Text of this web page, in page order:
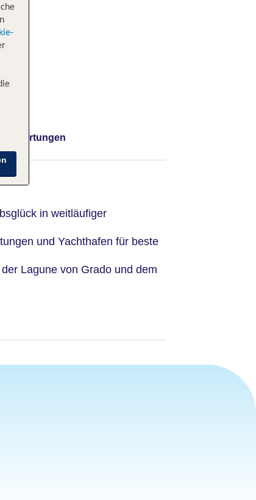
Bewertungen
in weitläufiger
und Yachthafen für beste
Lagune von Grado und dem